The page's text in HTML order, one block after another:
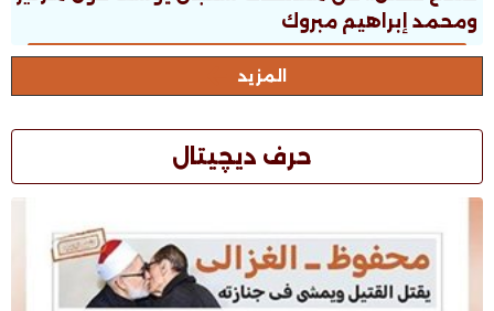
ومحمد إبراهيم مبروك
المزيد
حرف ديچيتال